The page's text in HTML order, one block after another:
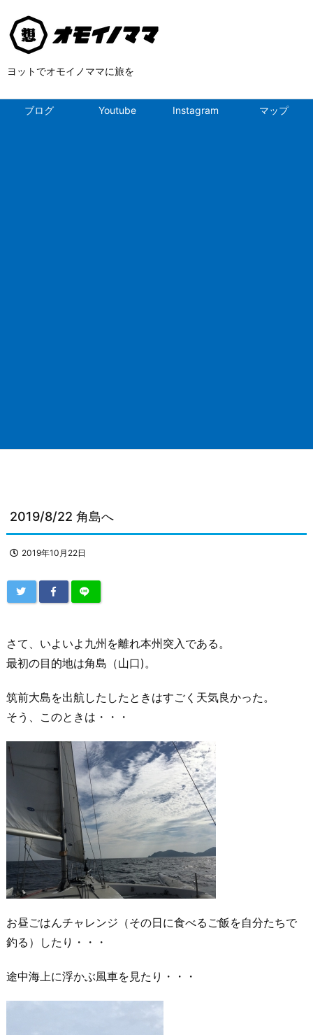
ヨットでオモイノママに旅を
ブログ Youtube Instagram マップ
2019/8/22 角島へ
2019年10月22日
さて、いよいよ九州を離れ本州突入である。
最初の目的地は角島（山口)。
筑前大島を出航したしたときはすごく天気良かった。
そう、このときは・・・
お昼ごはんチャレンジ（その日に食べるご飯を自分たちで
釣る）したり・・・
途中海上に浮かぶ風車を見たり・・・